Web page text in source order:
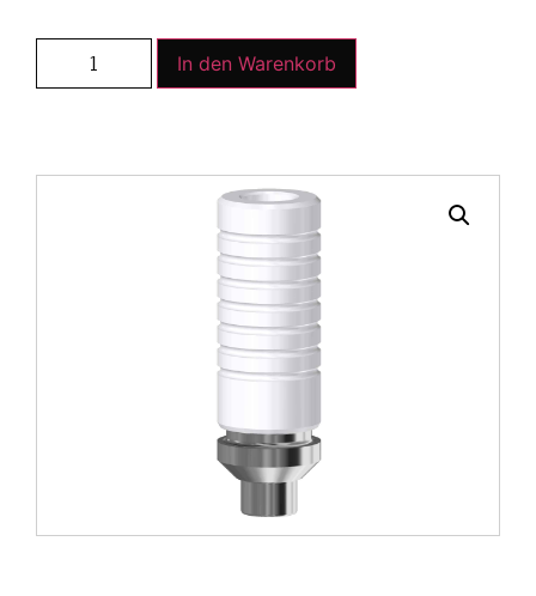
In den Warenkorb